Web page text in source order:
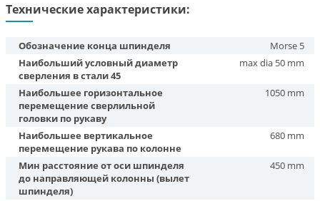
Технические характеристики:
Обозначение конца шпинделя
Morse 5
Наибольший условный диаметр
сверления в стали 45
max dia 50 mm
Наибольшее горизонтальное
перемещение сверлильной
головки по рукаву
1050 mm
Наибольшее вертикальное
перемещение рукава по колонне
680 mm
Мин расстояние от оси шпинделя
до направляющей колонны (вылет
шпинделя)
450 mm